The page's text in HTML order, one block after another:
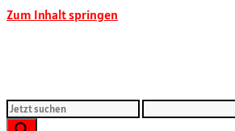
Zum Inhalt springen